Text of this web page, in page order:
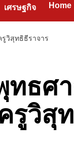
เศรษฐกิจ Home
วิสุทธิธีราจาร
ธศ
วิสุ